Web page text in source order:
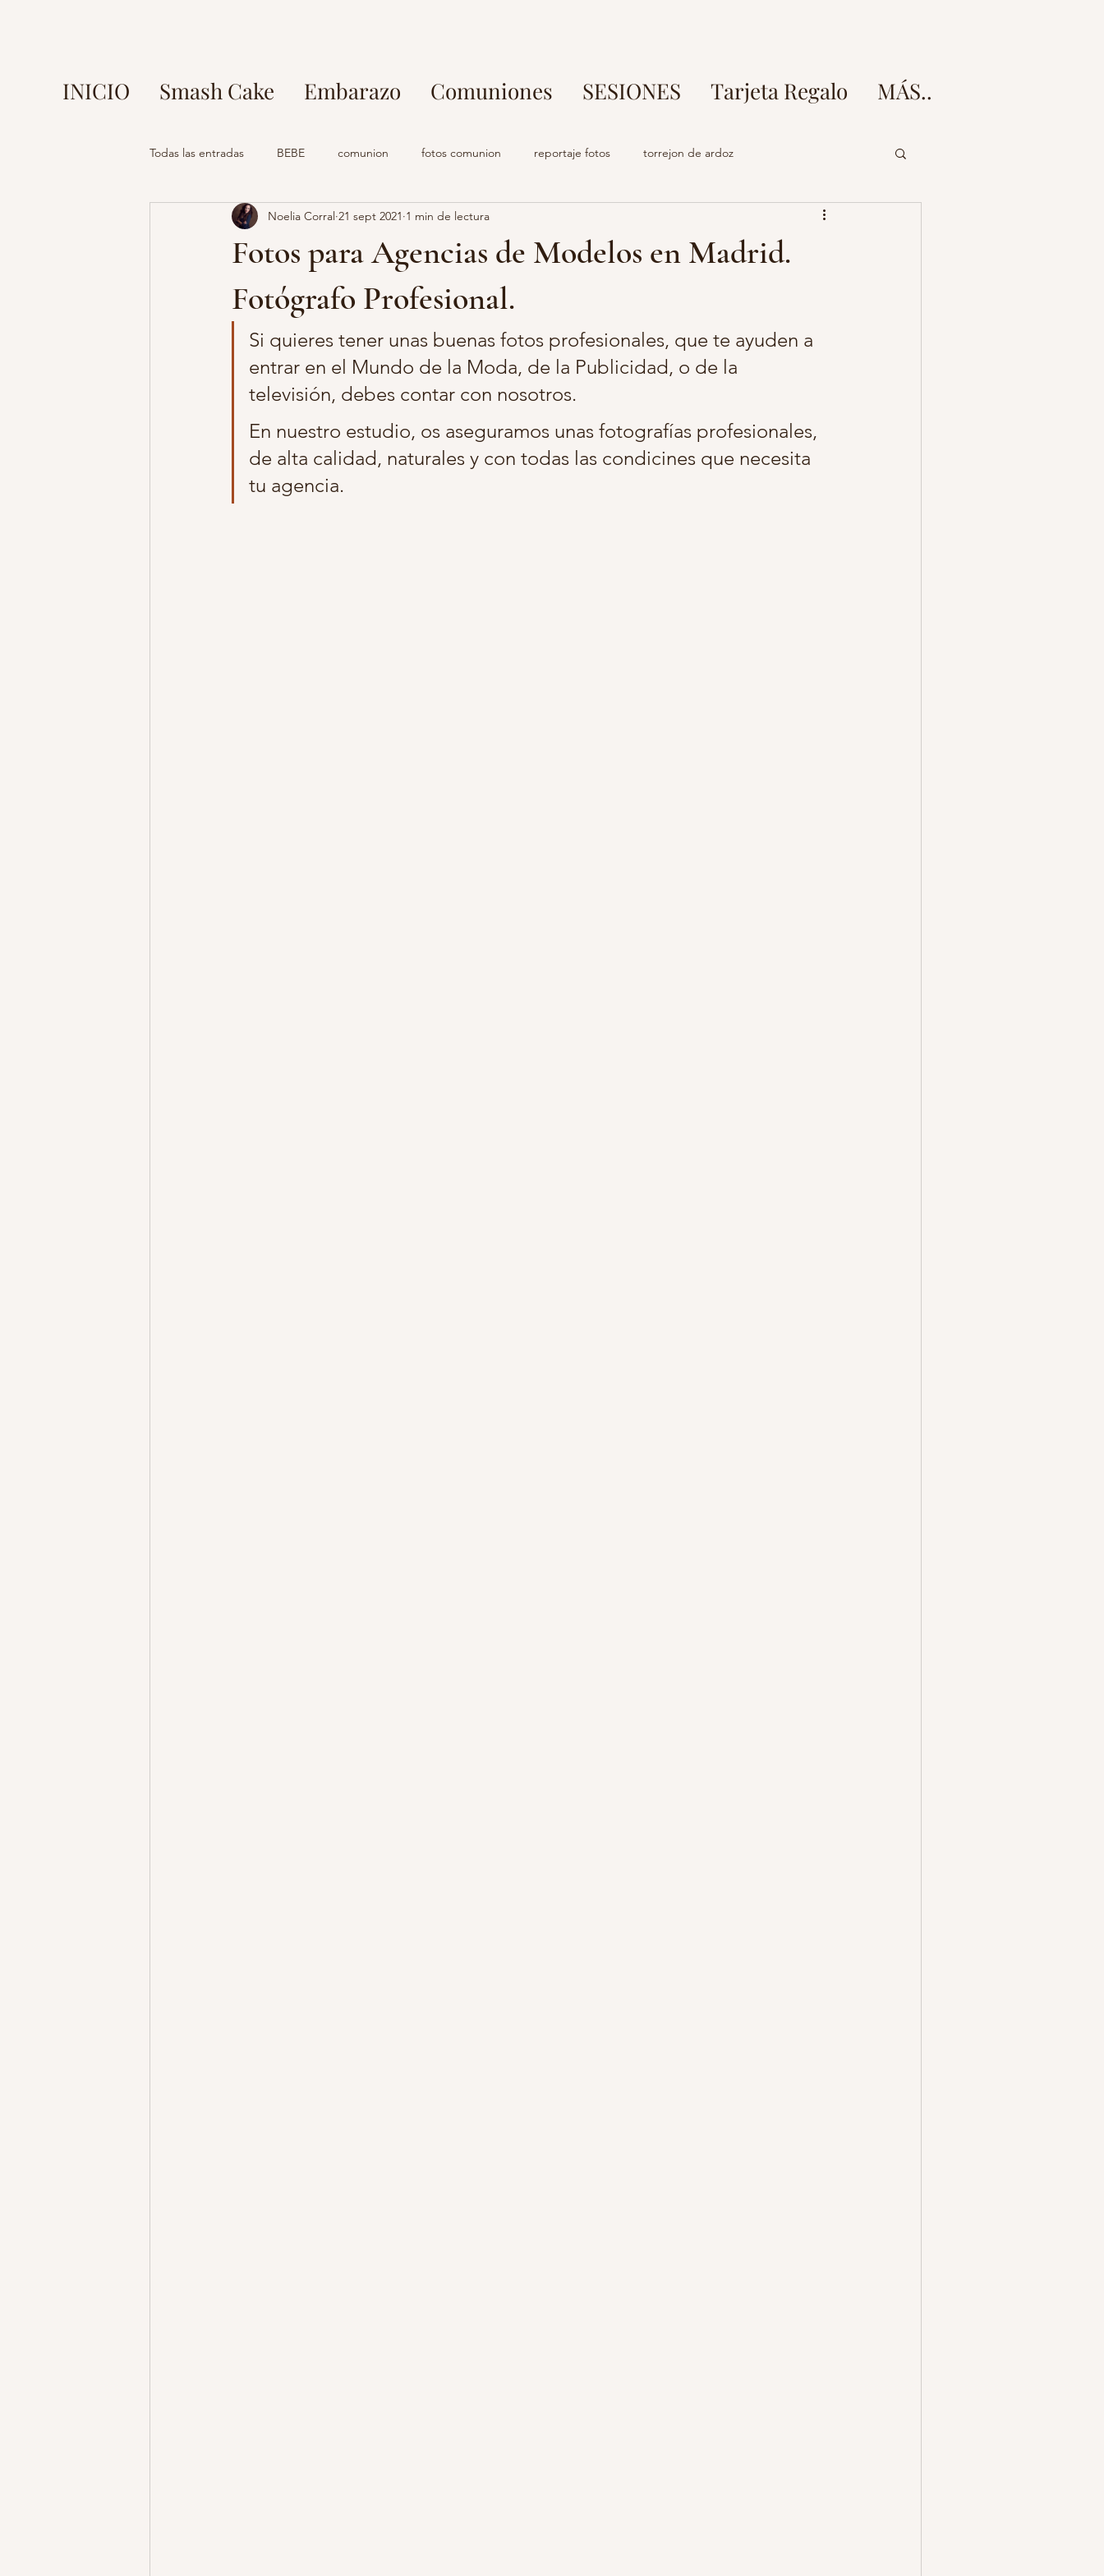
INICIO Smash Cake Embarazo Comuniones SESIONES Tarjeta Regalo MÁS..
Todas las entradas BEBE comunion fotos comunion reportaje fotos torrejon de ardoz
fotos en parque europa fotografo parque europa
mi comunion madrid fotografo comuniones estudio fotografia
fotografo madrid estudio fotos profesional madrid fotografo torrejon de ardoz maternidad fotos
estudio sonrisas de algodon
Fotos para Agencias de Modelos en Madrid.
Fotógrafo Profesional.
Noelia Corral 21 sept 2021 1 min de lectura
Si quieres tener unas buenas fotos profesionales, que te ayuden a
entrar en el Mundo de la Moda, de la Publicidad, o de la
televisión, debes contar con nosotros.
En nuestro estudio, os aseguramos unas fotografías profesionales,
de alta calidad, naturales y con todas las condicines que necesita
tu agencia.